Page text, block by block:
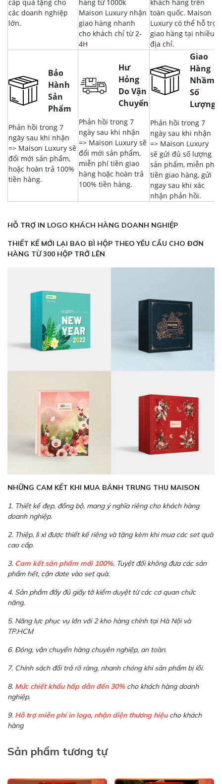
cấp quà tặng cho
các doanh nghiệp
lớn.
hàng từ 1000k
Maison Luxury nhận
giao hàng nhanh
cho khách chỉ từ 2-
4H
khách hàng trên
toàn quốc. Maison
Luxury có thể hỗ trợ
giao hàng tại nhiều
địa chỉ.
Bảo
Hành
Sản
Phẩm
Phản hồi trong 7
ngày sau khi nhận
=> Maison Luxury sẽ
đổi mới sản phẩm,
hoặc hoàn trả 100%
tiền hàng.
Hư
Hỏng
Do Vận
Chuyển
Phản hồi trong 7
ngày sau khi nhận
=> Maison Luxury sẽ
đổi mới sản phẩm,
miễn phí tiền giao
hàng hoặc hoàn trả
100% tiền hàng.
Giao
Hàng
Nhầm,
Số
Lượng
Phản hồi trong 7
ngày sau khi nhận
=> Maison Luxury
sẽ gửi đủ số lượng
sản phẩm, miễn phí
tiền giao hàng, gửi
ngay sau khi xác
nhận phản hồi.
HỖ TRỢ IN LOGO KHÁCH HÀNG DOANH NGHIỆP
THIẾT KẾ MỚI LẠI BAO BÌ HỘP THEO YÊU CẦU CHO ĐƠN
HÀNG TỪ 300 HỘP TRỞ LÊN
NHỮNG CAM KẾT KHI MUA BÁNH TRUNG THU MAISON
1. Thiết kế đẹp, đồng bộ, mang ý nghĩa riêng cho khách hàng
doanh nghiệp.
2. Thiệp, lì xì được thiết kế riêng và tặng kèm khi mua các set quà
cao cấp.
3. Cam kết sản phẩm mới 100%. Tuyệt đối không đưa các sản
phẩm hết, cận date vào set quà.
4. Sản phẩm đầy đủ giấy tờ kiểm duyệt từ các cơ quan chức
năng.
5. Năng lực phục vụ lớn với 2 kho hàng chính tại Hà Nội và
TP.HCM
6. Đóng, vận chuyển hàng chuyên nghiệp, an toàn.
7. Chính sách đổi trả rõ ràng, nhanh chóng khi sản phẩm bị lỗi.
8. Mức chiết khấu hấp dẫn đến 30%cho khách hàng doanh
nghiệp.
9. Hỗ trợ miễn phí in logo, nhận diện thương hiệucho khách
hàng
Sản phẩm tương tự